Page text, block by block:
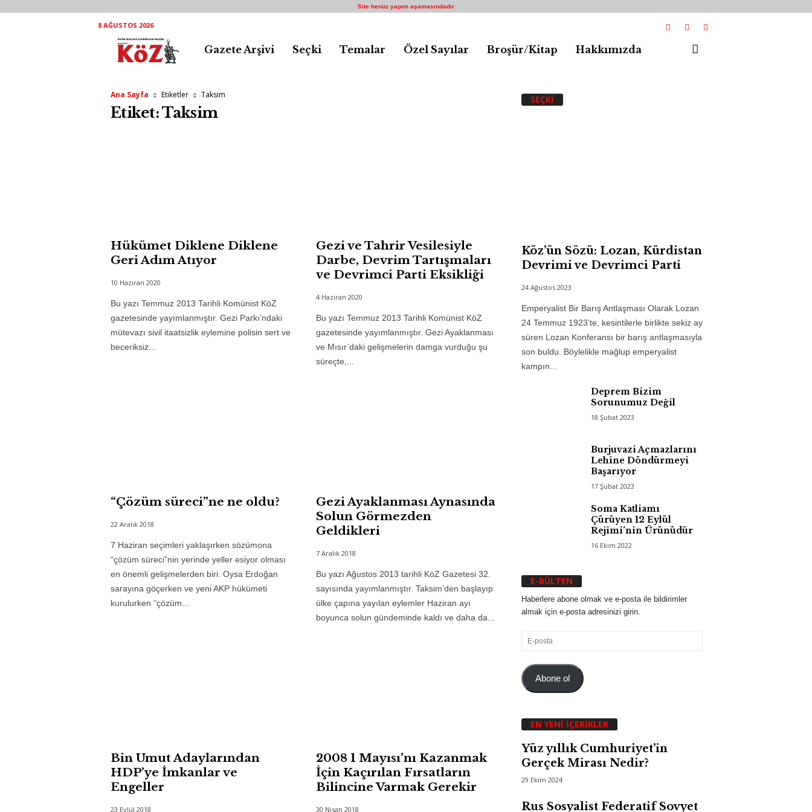
Site henüz yapım aşamasındadır
8 AĞUSTOS 2026
Gazete Arşivi Seçki Temalar Özel Sayılar Broşür/Kitap Hakkımızda
Ana Sayfa Etiketler Taksim
Etiket: Taksim
Hükümet Diklene Diklene
Geri Adım Atıyor
10 Haziran 2020
Bu yazı Temmuz 2013 Tarihli Komünist KöZ
gazetesinde yayımlanmıştır. Gezi Parkı’ndaki
mütevazı sivil itaatsizlik eylemine polisin sert ve
beceriksiz...
Gezi ve Tahrir Vesilesiyle
Darbe, Devrim Tartışmaları
ve Devrimci Parti Eksikliği
4 Haziran 2020
Bu yazı Temmuz 2013 Tarihli Komünist KöZ
gazetesinde yayımlanmıştır. Gezi Ayaklanması
ve Mısır’daki gelişmelerin damga vurduğu şu
süreçte,...
“Çözüm süreci”ne ne oldu?
22 Aralık 2018
7 Haziran seçimleri yaklaşırken sözümona
“çözüm süreci”nin yerinde yeller esiyor olması
en önemli gelişmelerden biri. Oysa Erdoğan
sarayına göçerken ve yeni AKP hükümeti
kurulurken “çözüm...
Gezi Ayaklanması Aynasında
Solun Görmezden
Geldikleri
7 Aralık 2018
Bu yazı Ağustos 2013 tarihli KöZ Gazetesi 32.
sayısında yayımlanmıştır. Taksim’den başlayıp
ülke çapına yayılan eylemler Haziran ayı
boyunca solun gündeminde kaldı ve daha da...
Bin Umut Adaylarından
HDP’ye İmkanlar ve
Engeller
23 Eylül 2018
2008 1 Mayısı’nı Kazanmak
İçin Kaçırılan Fırsatların
Bilincine Varmak Gerekir
30 Nisan 2018
SEÇKI
Köz’ün Sözü: Lozan, Kürdistan
Devrimi ve Devrimci Parti
24 Ağustos 2023
Emperyalist Bir Barış Antlaşması Olarak Lozan
24 Temmuz 1923’te, kesintilerle birlikte sekiz ay
süren Lozan Konferansı bir barış antlaşmasıyla
son buldu. Böylelikle mağlup emperyalist
kampın...
Deprem Bizim
Sorunumuz Değil
18 Şubat 2023
Burjuvazi Açmazlarını
Lehine Döndürmeyi
Başarıyor
17 Şubat 2023
Soma Katliamı
Çürüyen 12 Eylül
Rejimi’nin Ürünüdür
16 Ekim 2022
E-BÜLTEN
Haberlere abone olmak ve e-posta ile bildirimler
almak için e-posta adresinizi girin.
E-
posta
Abone ol
EN YENI İÇERIKLER
Yüz yıllık Cumhuriyet’in
Gerçek Mirası Nedir?
29 Ekim 2024
Rus Sosyalist Federatif Sovyet